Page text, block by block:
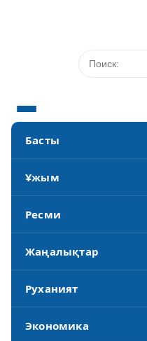
Басты
Ұжым
Ресми
Жаңалықтар
Руханият
Экономика